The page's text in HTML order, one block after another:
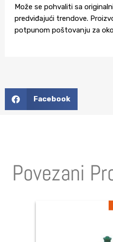
Može se pohvaliti sa
predviđajući trendove.
potpunom poštovanju za
Facebook
Povezani